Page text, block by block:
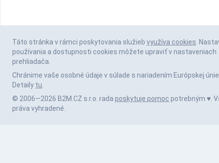
Táto stránka v rámci poskytovania služieb využíva cookies.
používania a dostupnosti cookies môžete upraviť v nastaveniach
prehliadača.
Chránime vaše osobné údaje v súlade s nariadením Európskej únie
Detaily tu.
© 2006—2026 B2M.CZ s.r.o. rada poskytuje pomoc potrebným ♥️.
práva vyhradené.